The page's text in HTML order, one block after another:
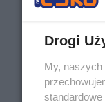
Drogi
My, naszych